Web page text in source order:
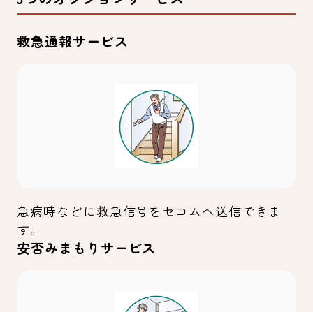
救急通報サービス
急病時などに救急信号をセコムへ送信できま
す。
安否みまもりサービス